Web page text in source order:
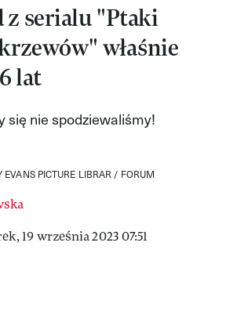
z serialu "Ptaki
właśnie
lat
się nie spodziewaliśmy!
PICTURE LIBRAR / FORUM
19 września 2023 07:51